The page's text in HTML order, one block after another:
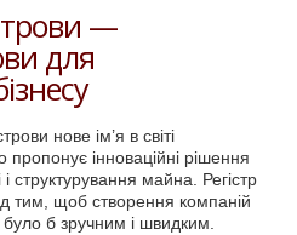
—
для
нове ім’я в світі
інноваційні рішення
структурування майна. Регістр
тим, щоб створення компаній
б зручним і швидким.